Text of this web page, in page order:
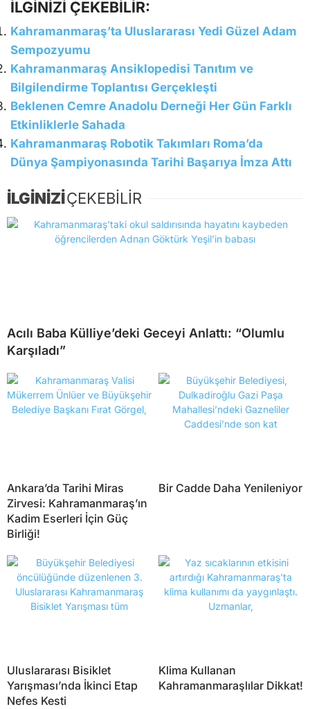
İLGİNİZİ ÇEKEBİLİR:
Kahramanmaraş’ta Uluslararası Yedi Güzel Adam
Sempozyumu
Kahramanmaraş Ansiklopedisi Tanıtım ve
Bilgilendirme Toplantısı Gerçekleşti
Beklenen Cemre Anadolu Derneği Her Gün Farklı
Etkinliklerle Sahada
Kahramanmaraş Robotik Takımları Roma’da
Dünya Şampiyonasında Tarihi Başarıya İmza Attı
İLGİNİZİÇEKEBİLİR
Acılı Baba Külliye’deki Geceyi Anlattı: “Olumlu
Karşıladı”
Ankara’da Tarihi Miras
Zirvesi: Kahramanmaraş’ın
Kadim Eserleri İçin Güç
Birliği!
Bir Cadde Daha Yenileniyor
Uluslararası Bisiklet
Yarışması’nda İkinci Etap
Nefes Kesti
Klima Kullanan
Kahramanmaraşlılar Dikkat!